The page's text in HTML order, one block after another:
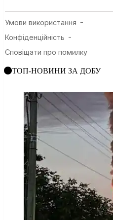
ТОП-НОВИНИ ЗА ДОБУ